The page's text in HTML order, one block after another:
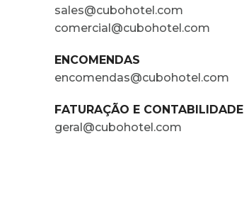
sales@cubohotel.com
comercial@cubohotel.com
ENCOMENDAS
encomendas@cubohotel.com
FATURAÇÃO E CONTABILIDADE
geral@cubohotel.com